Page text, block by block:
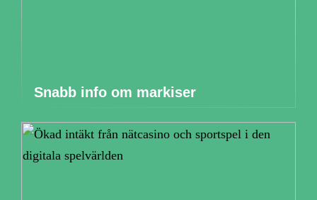
Snabb info om markiser